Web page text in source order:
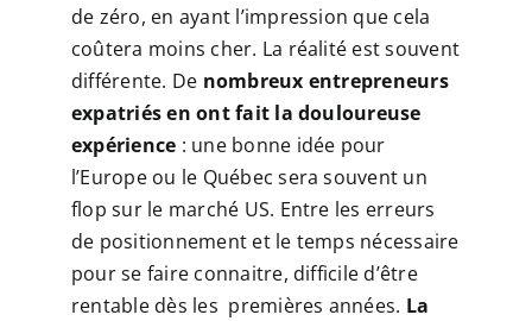
de zéro, en ayant l’impression que cela
coûtera moins cher. La réalité est souvent
différente. De nombreux entrepreneurs
expatriés en ont fait la douloureuse
expérience : une bonne idée pour
l’Europe ou le Québec sera souvent un
flop sur le marché US. Entre les erreurs
de positionnement et le temps nécessaire
pour se faire connaitre, difficile d’être
rentable dès les premières années. La